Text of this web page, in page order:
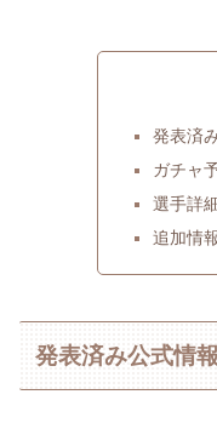
発表済
ガチャ
選手詳
追加情
発表済み公式情報